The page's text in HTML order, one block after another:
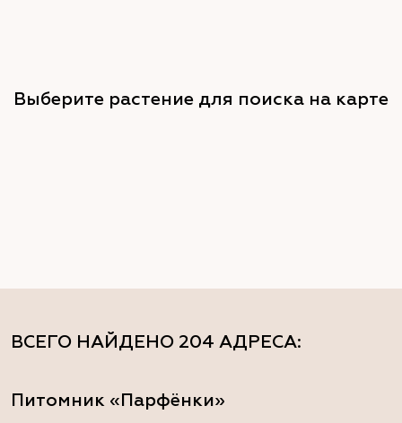
ВСЕГО НАЙДЕНО 204 АДРЕСА:
Питомник «Парфёнки»
Выберите растение для поиска на карте